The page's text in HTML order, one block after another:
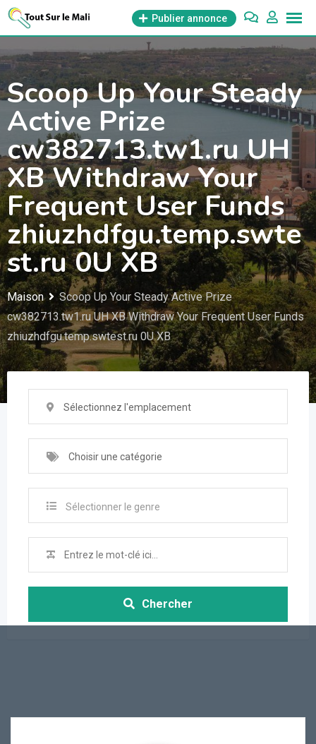
Aller
contenu
Publier annonce
Scoop Up Your Steady
Active Prize
cw382713.tw1.ru UH
XB Withdraw Your
Frequent User Funds
zhiuzhdfgu.temp.swte
st.ru 0U XB
Maison
Scoop Up Your Steady Active Prize
cw382713.tw1.ru UH XB Withdraw Your Frequent User Funds
zhiuzhdfgu.temp.swtest.ru 0U XB
Sélectionnez l'emplacement
Choisir une catégorie
Sélectionner le genre
Chercher